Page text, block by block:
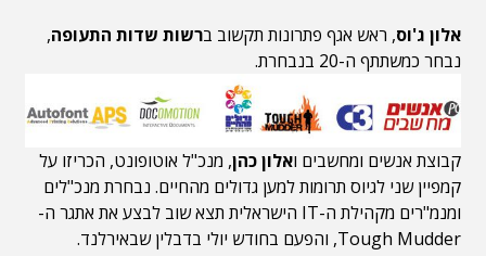
אלון ג'וס, ראש אגף פתרונות תקשוב ברשות שדות התעופה,
נבחר כמשתתף ה-20 בנבחרת.
קבוצת אנשים ומחשבים ואלון כהן, מנכ"ל אוטופונט, הכריזו על
קמפיין שני לגיוס תרומות למען גדולים מהחיים. נבחרת מנכ"לים
ומנמ"רים מקהילת ה-IT הישראלית תצא שוב לבצע את אתגר ה-
Tough Mudder, והפעם בחודש יולי בדבלין שבאירלנד.